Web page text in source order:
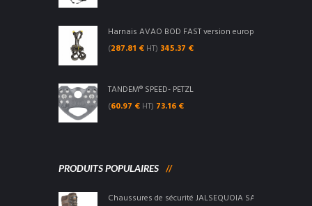
Harnais AVAO BOD FAST version européenne - Petzl
(287.81 €HT) 345.37 €
TANDEM® SPEED- PETZL
(60.97 €HT) 73.16 €
PRODUITS POPULAIRES
Chaussures de sécurité JALSEQUOIA SAS S3 CI SRC -